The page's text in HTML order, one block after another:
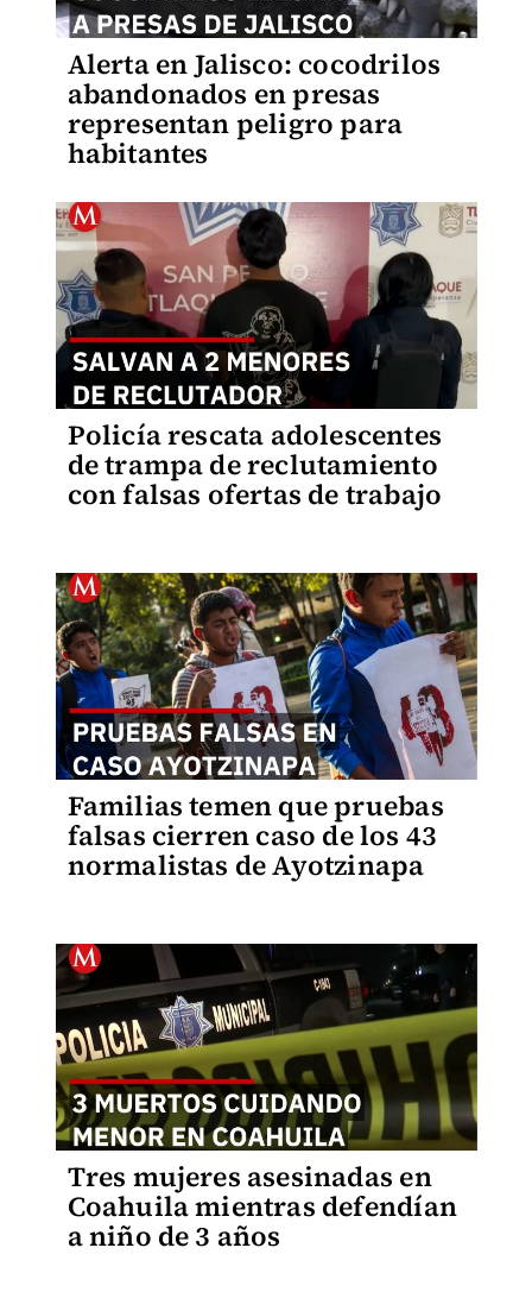
Alerta en Jalisco: cocodrilos
abandonados en presas
representan peligro para
habitantes
Policía rescata adolescentes
de trampa de reclutamiento
con falsas ofertas de trabajo
Familias temen que pruebas
falsas cierren caso de los 43
normalistas de Ayotzinapa
Tres mujeres asesinadas en
Coahuila mientras defendían
a niño de 3 años